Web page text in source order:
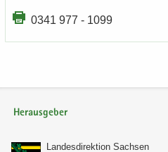
0341 977 - 1099
Herausgeber
Lan­des­di­rek­ti­on Sach­sen